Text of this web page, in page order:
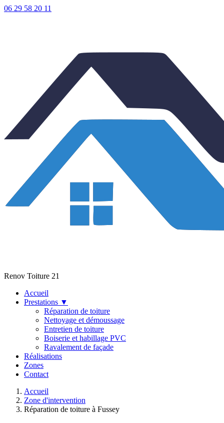
06 29 58 20 11
Renov Toiture 21
Accueil
Prestations ▼
Réparation de toiture
Nettoyage et démoussage
Entretien de toiture
Boiserie et habillage PVC
Ravalement de façade
Réalisations
Zones
Contact
Accueil
Zone d'intervention
Réparation de toiture à Fussey